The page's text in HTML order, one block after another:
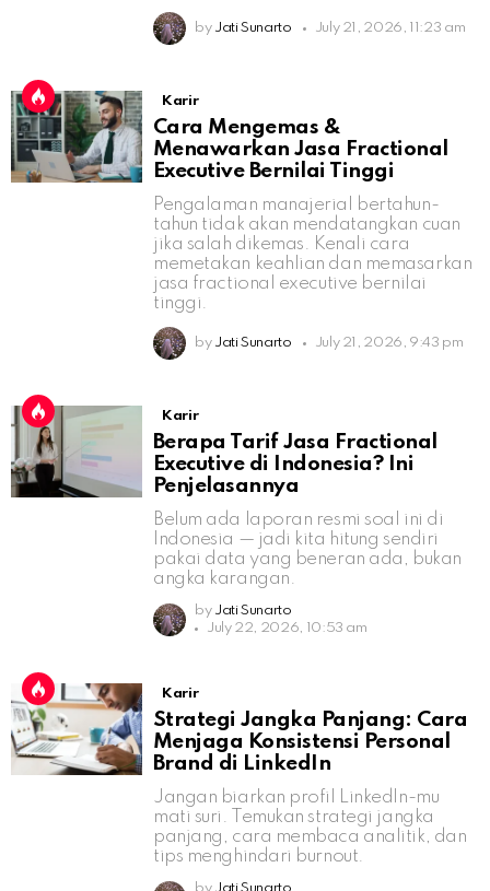
by Jati Sunarto July 21, 2026, 11:23 am
Karir
Cara Mengemas &
Menawarkan Jasa Fractional
Executive Bernilai Tinggi
Pengalaman manajerial bertahun-
tahun tidak akan mendatangkan cuan
jika salah dikemas. Kenali cara
memetakan keahlian dan memasarkan
jasa fractional executive bernilai
tinggi.
by Jati Sunarto July 21, 2026, 9:43 pm
Karir
Berapa Tarif Jasa Fractional
Executive di Indonesia? Ini
Penjelasannya
Belum ada laporan resmi soal ini di
Indonesia — jadi kita hitung sendiri
pakai data yang beneran ada, bukan
angka karangan.
by Jati Sunarto
July 22, 2026, 10:53 am
Karir
Strategi Jangka Panjang: Cara
Menjaga Konsistensi Personal
Brand di LinkedIn
Jangan biarkan profil LinkedIn-mu
mati suri. Temukan strategi jangka
panjang, cara membaca analitik, dan
tips menghindari burnout.